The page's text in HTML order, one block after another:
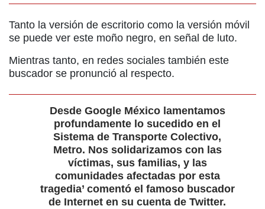
Tanto la versión de escritorio como la versión móvil
se puede ver este moño negro, en señal de luto.
Mientras tanto, en redes sociales también este
buscador se pronunció al respecto.
Desde Google México lamentamos
profundamente lo sucedido en el
Sistema de Transporte Colectivo,
Metro. Nos solidarizamos con las
víctimas, sus familias, y las
comunidades afectadas por esta
tragedia’ comentó el famoso buscador
de Internet en su cuenta de Twitter.